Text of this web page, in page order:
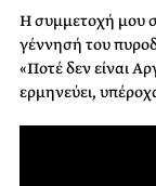
Η συμμετοχή μου
γέννησή του
«Ποτέ δεν είναι
ερμηνεύει,